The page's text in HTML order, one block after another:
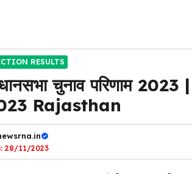
RESULTS
चुनाव परिणाम
Rajasthan
28/11/2023